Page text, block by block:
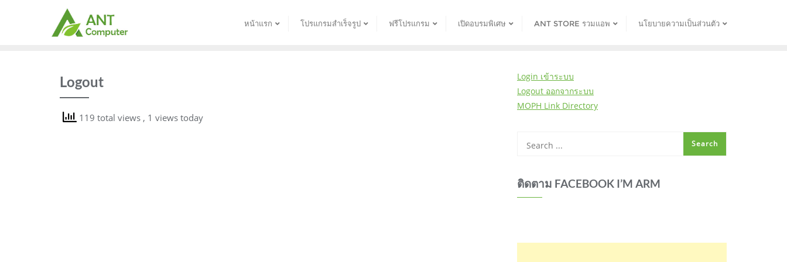
หน้าแรก โปรแกรมสำเร็จรูป ฟรีโปรแกรม เปิดอบรมพิเศษ ANT STORE รวมแอพ นโยบายความเป็นส่วนตัว
Logout
119 total views , 1 views today
Login เข้าระบบ
Logout ออกจากระบบ
MOPH Link Directory
ติดตาม FACEBOOK I’M ARM